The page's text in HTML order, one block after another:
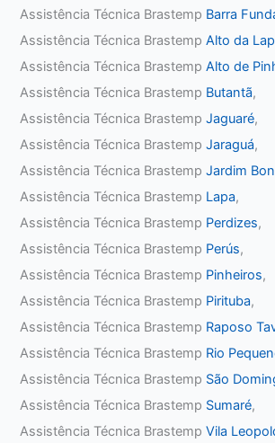
Assistência Técnica Brastemp Barra
Assistência Técnica BrastempAlto da
Assistência Técnica BrastempAlto de
Assistência Técnica Brastemp Butantã,
Assistência Técnica BrastempJaguaré,
Assistência Técnica BrastempJaraguá,
Assistência Técnica BrastempJardim
Assistência Técnica Brastemp Lapa,
Assistência Técnica Brastemp Perdizes,
Assistência Técnica Brastemp Perús,
Assistência Técnica Brastemp Pinheiros,
Assistência Técnica Brastemp Pirituba,
Assistência Técnica Brastemp Raposo
Assistência Técnica Brastemp Rio
Assistência Técnica Brastemp São
Assistência Técnica Brastemp Sumaré,
Assistência Técnica BrastempVila